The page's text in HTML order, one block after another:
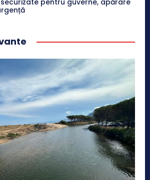
pentru guverne, apărare